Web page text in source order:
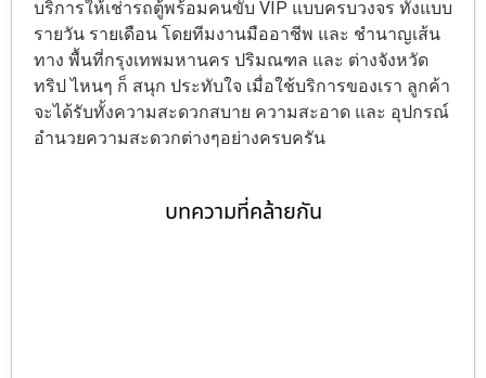
บริการให้เช่ารถตู้พร้อมคนขับ VIP แบบครบวงจร ทั้งแบบ
รายวัน รายเดือน โดยทีมงานมืออาชีพ และ ชำนาญเส้น
ทาง พื้นที่กรุงเทพมหานคร ปริมณฑล และ ต่างจังหวัด
ทริป ไหนๆ ก็ สนุก ประทับใจ เมื่อใช้บริการของเรา ลูกค้า
จะได้รับทั้งความสะดวกสบาย ความสะอาด และ อุปกรณ์
อำนวยความสะดวกต่างๆอย่างครบครัน
บทความที่คล้ายกัน